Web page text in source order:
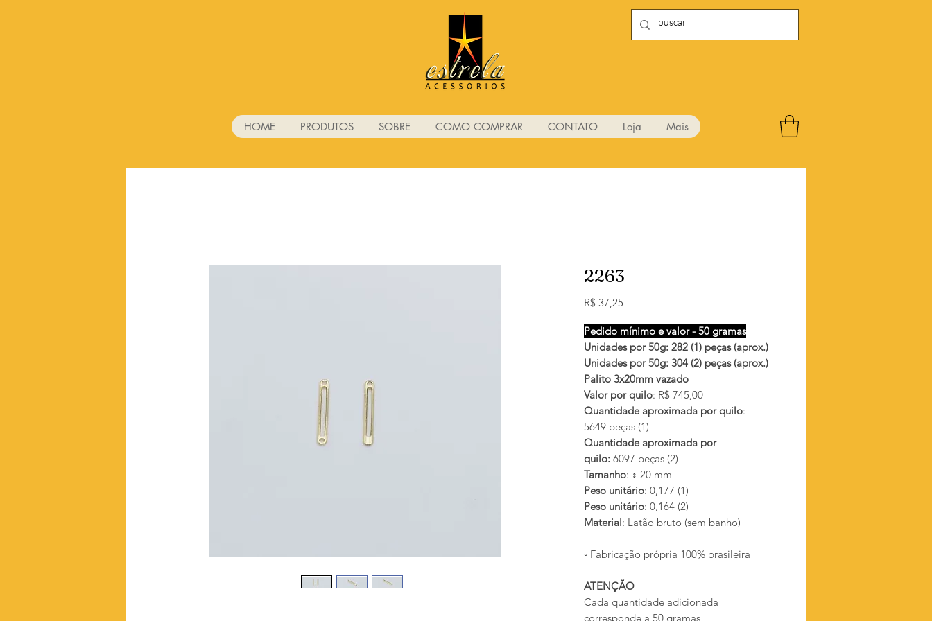
HOME PRODUTOS SOBRE COMO COMPRAR CONTATO Loja Mais
2263
R$ 37,25Preço
Pedido mínimo e valor - 50 gramas
Unidades por 50g: 282 (1) peças (aprox.)
Unidades por 50g: 304 (2) peças (aprox.)
Palito 3x20mm vazado
Valor por quilo: R$ 745,00
Quantidade aproximada por quilo:
5649 peças (1)
Quantidade aproximada por
quilo: 6097 peças (2)
Tamanho: ↕ 20 mm
Peso unitário: 0,177 (1)
Peso unitário: 0,164 (2)
Material: Latão bruto (sem banho)
◦ Fabricação própria 100% brasileira
ATENÇÃO
Cada quantidade adicionada
corresponde a 50 gramas